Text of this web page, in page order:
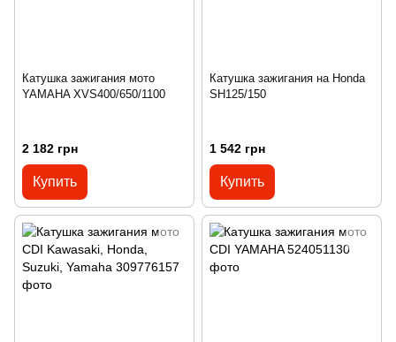
Катушка зажигания мото
YAMAHA XVS400/650/1100
2 182 грн
Купить
Катушка зажигания на Honda
SH125/150
1 542 грн
Купить